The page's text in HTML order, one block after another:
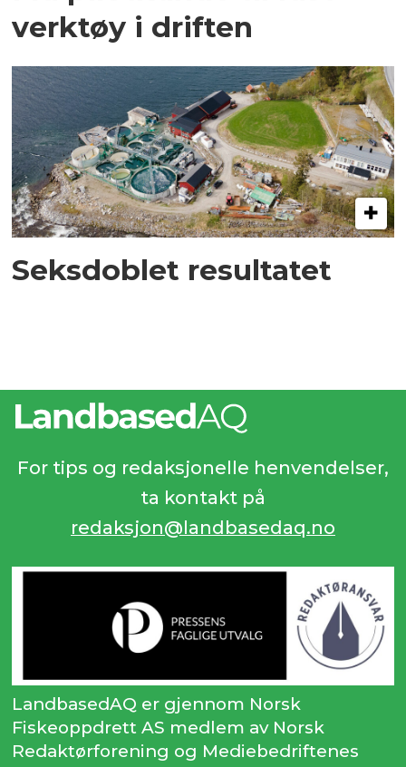
verktøy i driften
Seksdoblet resultatet
For tips og redaksjonelle henvendelser,
ta kontakt på
redaksjon@landbasedaq.no
LandbasedAQ er gjennom Norsk
Fiskeoppdrett AS medlem av Norsk
Redaktørforening og Mediebedriftenes